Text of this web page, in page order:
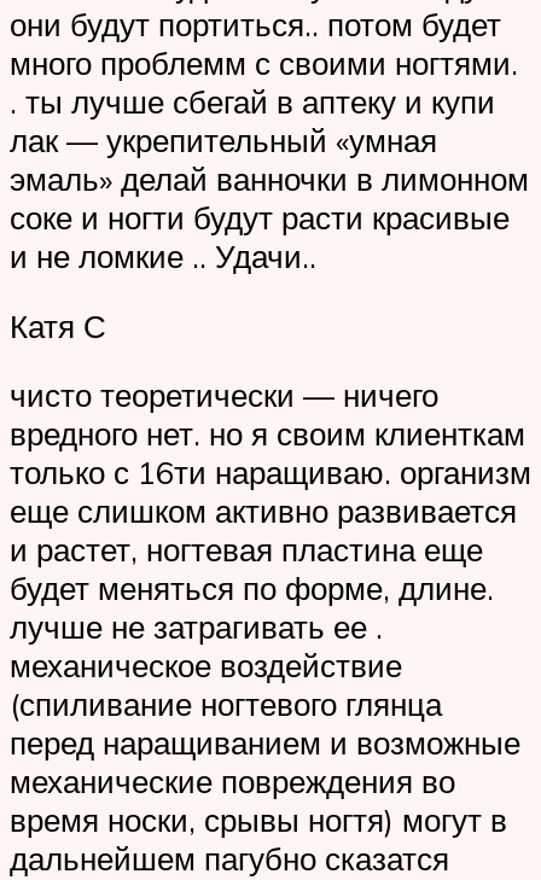
они будут портиться.. потом будет
много проблемм с своими ногтями.
. ты лучше сбегай в аптеку и купи
лак — укрепительный «умная
эмаль» делай ванночки в лимонном
соке и ногти будут расти красивые
и не ломкие .. Удачи..
Катя С
чисто теоретически — ничего
вредного нет. но я своим клиенткам
только с 16ти наращиваю. организм
еще слишком активно развивается
и растет, ногтевая пластина еще
будет меняться по форме, длине.
лучше не затрагивать ее .
механическое воздействие
(спиливание ногтевого глянца
перед наращиванием и возможные
механические повреждения во
время носки, срывы ногтя) могут в
дальнейшем пагубно сказатся